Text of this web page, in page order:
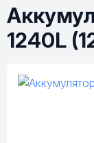
1240L